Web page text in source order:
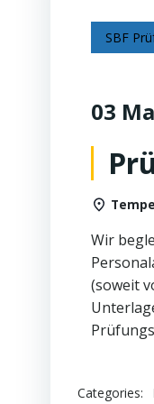
SBF
03
Wir
(soweit
Categories: